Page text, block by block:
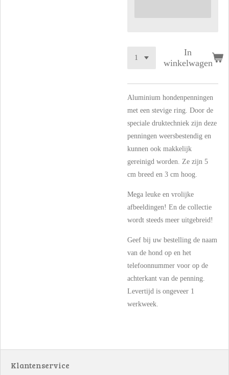
In
winkelwagen
Aluminium hondenpenningen
met een stevige ring. Door de
speciale druktechniek zijn deze
penningen weersbestendig en
kunnen ook makkelijk
gereinigd worden. Ze zijn 5
cm breed en 3 cm hoog.
Mega leuke en vrolijke
afbeeldingen! En de collectie
wordt steeds meer uitgebreid!
Geef bij uw bestelling de naam
van de hond op en het
telefoonnummer voor op de
achterkant van de penning.
Levertijd is ongeveer 1
werkweek.
Klantenservice